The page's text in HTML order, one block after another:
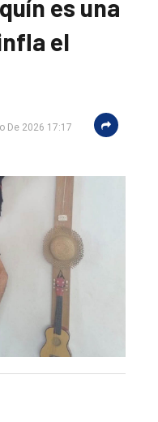
es una
el
De 2026 17:17